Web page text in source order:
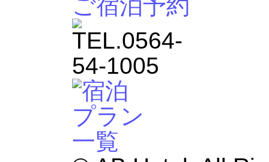
ご宿泊予約